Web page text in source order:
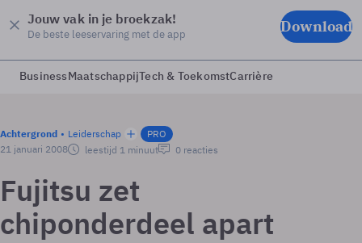
Jouw vak in je broekzak!
De beste leeservaring met de app Download
BusinessMaatschappijTech & ToekomstCarrière
Achtergrond Leiderschap
PRO
21 januari 2008
leestijd 1 minuut 0 reacties
Fujitsu zet
chiponderdeel apart